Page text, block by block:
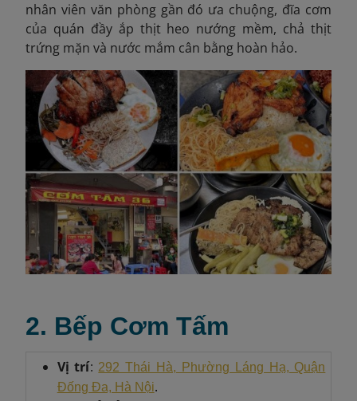
nhân viên văn phòng gần đó ưa chuộng, đĩa cơm
của quán đầy ắp thịt heo nướng mềm, chả thịt
trứng mặn và nước mắm cân bằng hoàn hảo.
2. Bếp Cơm Tấm
Vị trí: 292 Thái Hà, Phường Láng Hạ, Quận
Đống Đa, Hà Nội.